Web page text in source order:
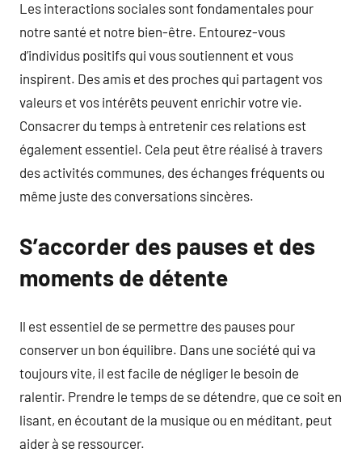
Les interactions sociales sont fondamentales pour
notre santé et notre bien-être. Entourez-vous
d’individus positifs qui vous soutiennent et vous
inspirent. Des amis et des proches qui partagent vos
valeurs et vos intérêts peuvent enrichir votre vie.
Consacrer du temps à entretenir ces relations est
également essentiel. Cela peut être réalisé à travers
des activités communes, des échanges fréquents ou
même juste des conversations sincères.
S’accorder des pauses et des
moments de détente
Il est essentiel de se permettre des pauses pour
conserver un bon équilibre. Dans une société qui va
toujours vite, il est facile de négliger le besoin de
ralentir. Prendre le temps de se détendre, que ce soit en
lisant, en écoutant de la musique ou en méditant, peut
aider à se ressourcer.